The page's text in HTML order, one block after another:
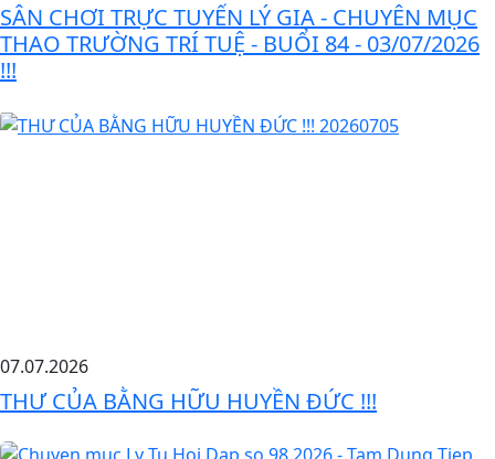
SÂN CHƠI TRỰC TUYẾN LÝ GIA - CHUYÊN MỤC
THAO TRƯỜNG TRÍ TUỆ - BUỔI 84 - 03/07/2026
!!!
07.07.2026
THƯ CỦA BẰNG HỮU HUYỀN ĐỨC !!!